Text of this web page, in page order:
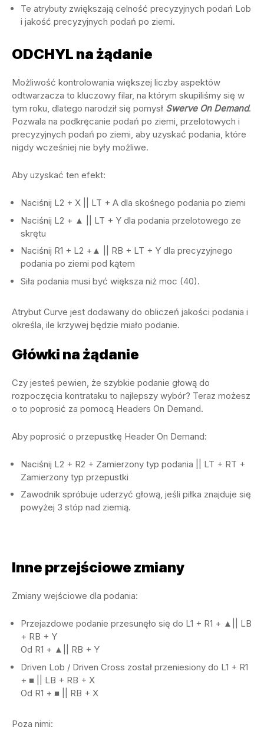
Te atrybuty zwiększają celność precyzyjnych podań Lob
i jakość precyzyjnych podań po ziemi.
ODCHYL na żądanie
Możliwość kontrolowania większej liczby aspektów
odtwarzacza to kluczowy filar, na którym skupiliśmy się w
tym roku, dlatego narodził się pomysł Swerve On Demand.
Pozwala na podkręcanie podań po ziemi, przelotowych i
precyzyjnych podań po ziemi, aby uzyskać podania, które
nigdy wcześniej nie były możliwe.
Aby uzyskać ten efekt:
Naciśnij L2 + X || LT + A dla skośnego podania po ziemi
Naciśnij L2 + ▲ || LT + Y dla podania przelotowego ze
skrętu
Naciśnij R1 + L2 +▲ || RB + LT + Y dla precyzyjnego
podania po ziemi pod kątem
Siła podania musi być większa niż moc (40).
Atrybut Curve jest dodawany do obliczeń jakości podania i
określa, ile krzywej będzie miało podanie.
Główki na żądanie
Czy jesteś pewien, że szybkie podanie głową do
rozpoczęcia kontrataku to najlepszy wybór? Teraz możesz
o to poprosić za pomocą Headers On Demand.
Aby poprosić o przepustkę Header On Demand:
Naciśnij L2 + R2 + Zamierzony typ podania || LT + RT +
Zamierzony typ przepustki
Zawodnik spróbuje uderzyć głową, jeśli piłka znajduje się
powyżej 3 stóp nad ziemią.
Inne przejściowe zmiany
Zmiany wejściowe dla podania:
Przejazdowe podanie przesunęło się do L1 + R1 + ▲|| LB
+ RB + Y
Od R1 + ▲|| RB + Y
Driven Lob / Driven Cross został przeniesiony do L1 + R1
+ ■ || LB + RB + X
Od R1 + ■ || RB + X
Poza nimi: